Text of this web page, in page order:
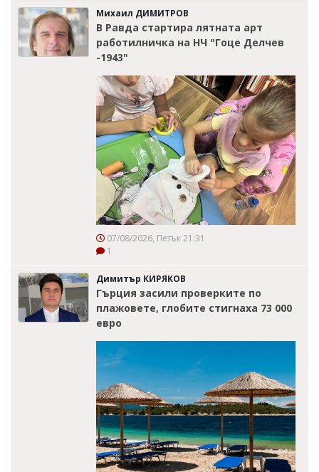
Михаил ДИМИТРОВ
В Равда стартира лятната арт
работилничка на НЧ "Гоце Делчев
-1943"
07/08/2026, Петък 21:31
1
Димитър КИРЯКОВ
Гърция засили проверките по
плажовете, глобите стигнаха 73 000
евро